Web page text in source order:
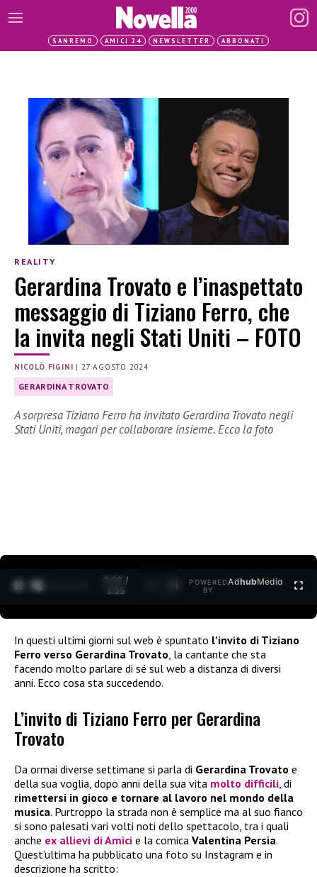
SANREMO AMICI 24 NEWSLETTER ABBONATI
REALITY
Gerardina Trovato e l’inaspettato
messaggio di Tiziano Ferro, che
la invita negli Stati Uniti – FOTO
NICOLÒ FIGINI | 27 AGOSTO 2024
GERARDINA TROVATO
A sorpresa Tiziano Ferro ha invitato Gerardina Trovato negli
Stati Uniti, magari per collaborare insieme. Ecco la foto
0:30 /
3:35
POWERED
BY
AdhubMedia
In questi ultimi giorni sul web è spuntato l’invito di Tiziano
Ferro verso Gerardina Trovato , la cantante che sta
facendo molto parlare di sé sul web a distanza di diversi
anni. Ecco cosa sta succedendo.
L’invito di Tiziano Ferro per Gerardina
Trovato
Da ormai diverse settimane si parla di Gerardina Trovato e
della sua voglia, dopo anni della sua vita molto difficili, di
rimettersi in gioco e tornare al lavoro nel mondo della
musica. Purtroppo la strada non è semplice ma al suo fianco
si sono palesati vari volti noti dello spettacolo, tra i quali
anche ex allievi di Amici e la comica Valentina Persia.
Quest’ultima ha pubblicato una foto su Instagram e in
descrizione ha scritto: